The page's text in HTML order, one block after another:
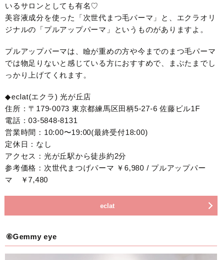
いるサロンとしても有名♡
美容液成分を使った「次世代まつ毛パーマ」と、エクラオリ
ジナルの「プルアップパーマ」というものがありますよ。
プルアップパーマは、瞼が重めの方や今までのまつ毛パーマ
では物足りないと感じている方におすすめで、まぶたまでし
っかり上げてくれます。
◆eclat(エクラ) 光が丘店
住所：〒179-0073 東京都練馬区田柄5-27-6 佐藤ビル1F
電話：03-5848-8131
営業時間：10:00〜19:00(最終受付18:00)
定休日：なし
アクセス：光が丘駅から徒歩約2分
参考価格：次世代まつげパーマ ￥6,980 / プルアップパー
マ ￥7,480
eclat
⑥Gemmy eye